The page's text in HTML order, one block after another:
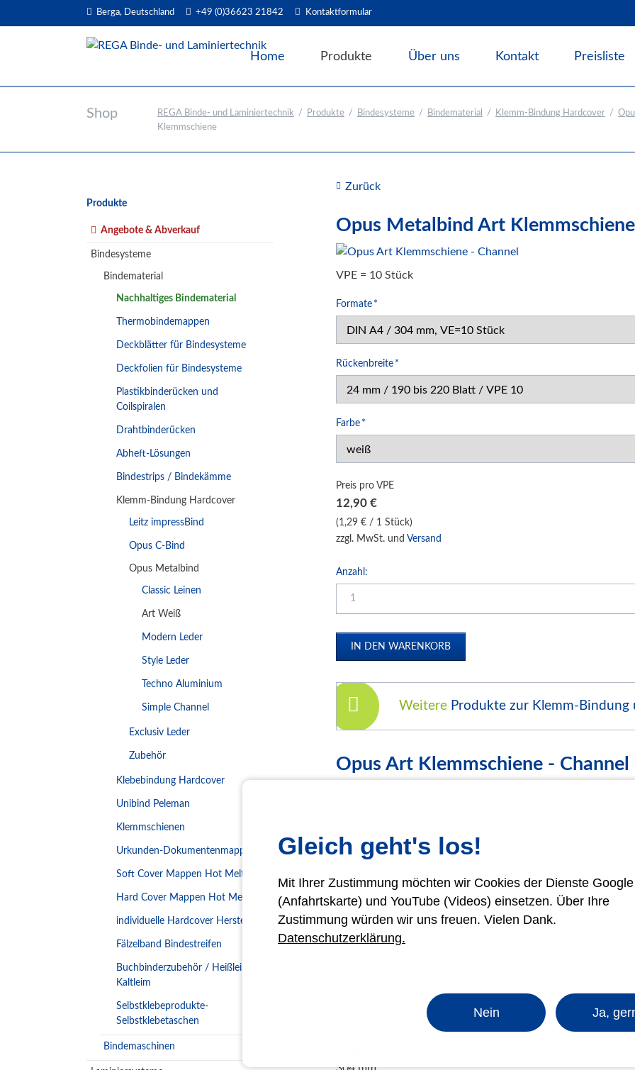
Berga, Deutschland +49 (0)36623 21842 Kontaktformular
Home Produkte
Bindesysteme
Thermobindemappen
Deckfolien für Bindesysteme
Plastikbinderücken und Coilspiralen
Drahtbinderücken
Bindestrips / Bindekämme
Klemm-Bindung Hardcover
Leitz impressBind
Opus Metalbind
Classic Leinen
Art Weiß
Modern Leder
Style Leder
Techno Aluminium
Simple Channel
Zubehör
Klebebindung Hardcover
Klemmschienen
Soft Cover Mappen Hot Melt
Hard Cover Mappen Hot Melt
individuelle Hardcover Herstellung
Fälzelband Bindestreifen
Laminiersysteme
Papierweiterverarbeitung
Präge- und Foliendrucker
Werbetechnik / Displays
Über uns Kontakt Preisliste
Shop REGA Binde- und Laminiertechnik Produkte Bindesysteme Bindematerial Klemm-Bindung Hardcover
Klemmschiene
Zurück
Opus Metalbind Art Klemmschiene
VPE = 10 Stück
Pflichtfeld
Formate *
Pflichtfeld
Rückenbreite *
Pflichtfeld
Farbe *
Preis pro VPE
12,90 €
(1,29 € / 1 Stück)
zzgl. MwSt. und Versand
Anzahl:
Weitere Produkte zur Klemm-Bindung
Opus Art Klemmschiene - Channel
Rückenbreiten
5, 7, 10, 13, 16, 20, 24, 28 und 32 mm
Format
Navigation
Produkte
Angebote & Abverkauf
Bindesysteme
Bindematerial
Nachhaltiges Bindematerial
Thermobindemappen
Deckblätter für Bindesysteme
Deckfolien für Bindesysteme
Plastikbinderücken und
Coilspiralen
Drahtbinderücken
Abheft-Lösungen
Bindestrips / Bindekämme
Klemm-Bindung Hardcover
Leitz impressBind
Opus C-Bind
Opus Metalbind
Classic Leinen
Art Weiß
Modern Leder
Style Leder
Techno Aluminium
Simple Channel
Exclusiv Leder
Zubehör
Klebebindung Hardcover
Unibind Peleman
Klemmschienen
Urkunden-Dokumentenmappen
Soft Cover Mappen Hot Melt
Hard Cover Mappen Hot Melt
individuelle Hardcover Herstellung
Fälzelband Bindestreifen
Buchbinderzubehör / Heißleim
Kaltleim
Selbstklebeprodukte-
Selbstklebetaschen
Bindemaschinen
Gleich geht's los!
Mit Ihrer Zustimmung möchten wir Cookies der Dienste
(Anfahrtskarte) und YouTube (Videos) einsetzen. Über Ihre
Zustimmung würden wir uns freuen. Vielen Dank.
Datenschutzerklärung.
Nein Ja,